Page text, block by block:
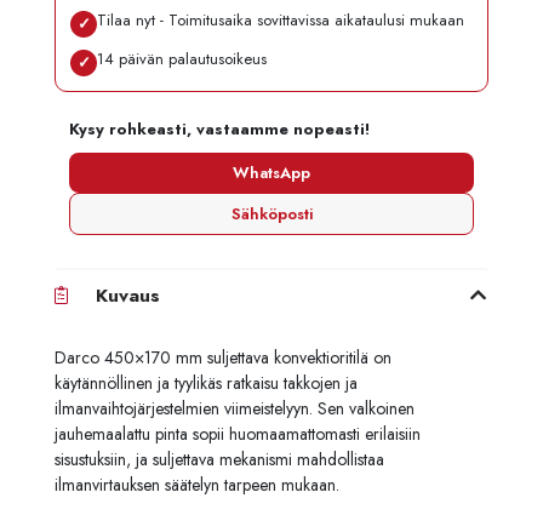
✓ Tilaa nyt - Toimitusaika sovittavissa aikataulusi mukaan
✓ 14 päivän palautusoikeus
Kysy rohkeasti, vastaamme nopeasti!
WhatsApp
Sähköposti
Kuvaus
Darco 450×170 mm suljettava konvektioritilä on
käytännöllinen ja tyylikäs ratkaisu takkojen ja
ilmanvaihtojärjestelmien viimeistelyyn. Sen valkoinen
jauhemaalattu pinta sopii huomaamattomasti erilaisiin
sisustuksiin, ja suljettava mekanismi mahdollistaa
ilmanvirtauksen säätelyn tarpeen mukaan.